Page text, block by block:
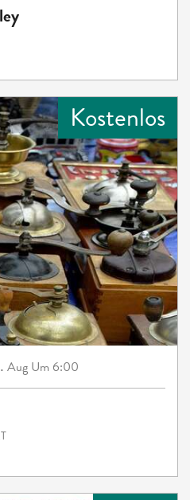
Kostenlos
Aug Um 6:00